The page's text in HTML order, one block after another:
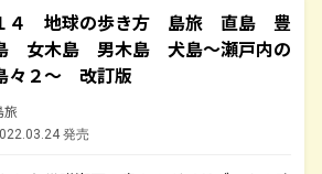
４ 地球の歩き方 島旅 直島 豊
女木島 男木島 犬島～瀬戸内の
々２～ 改訂版
旅
発売